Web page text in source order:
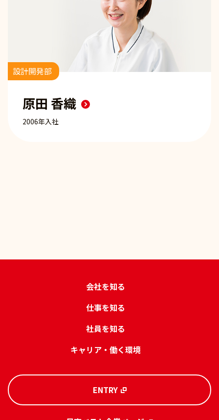
設計開発部
原田 香織
2006年入社
会社を知る
仕事を知る
社員を知る
キャリア・働く環境
ENTRY